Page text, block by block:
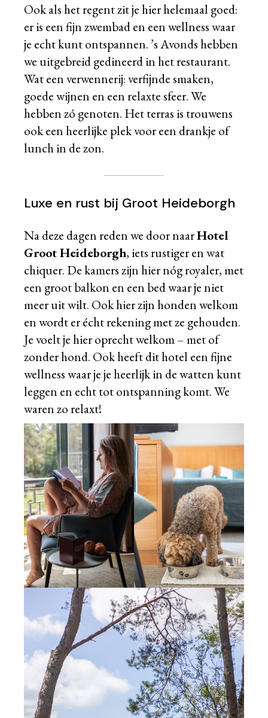
Ook als het regent zit je hier helemaal goed:
er is een fijn zwembad en een wellness waar
je echt kunt ontspannen. ’s Avonds hebben
we uitgebreid gedineerd in het restaurant.
Wat een verwennerij: verfijnde smaken,
goede wijnen en een relaxte sfeer. We
hebben zó genoten. Het terras is trouwens
ook een heerlijke plek voor een drankje of
lunch in de zon.
Luxe en rust bij Groot Heideborgh
Na deze dagen reden we door naarHotel
Groot Heideborgh, iets rustiger en wat
chiquer. De kamers zijn hier nóg royaler, met
een groot balkon en een bed waar je niet
meer uit wilt. Ook hier zijn honden welkom
en wordt er écht rekening met ze gehouden.
Je voelt je hier oprecht welkom – met of
zonder hond. Ook heeft dit hotel een fijne
wellness waar je je heerlijk in de watten kunt
leggen en echt tot ontspanning komt. We
waren zo relaxt!